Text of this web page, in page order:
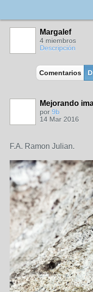
Margalef
4 miembros
Descripción
Comentarios
Mejorando
por 9b
14 Mar 2016
F.A. Ramon Julian.